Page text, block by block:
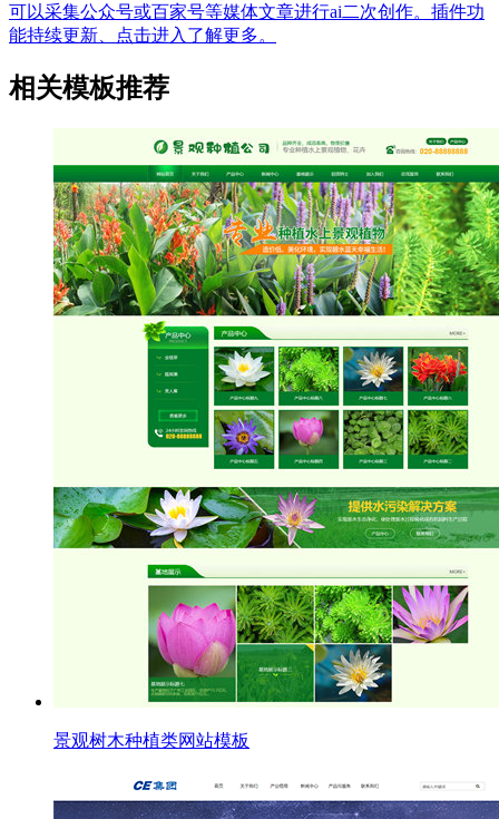
可以采集公众号或百家号等媒体文章进行ai二次创作。插件功
能持续更新、点击进入了解更多。
相关模板推荐
景观树木种植类网站模板